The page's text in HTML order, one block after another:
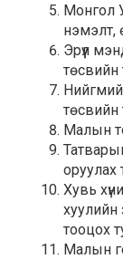
Монгол
нэмэлт,
Эрүүл
төсвийн
төсвийн
Малын
оруулах
Хувь
хуулийн
тооцох
Малын